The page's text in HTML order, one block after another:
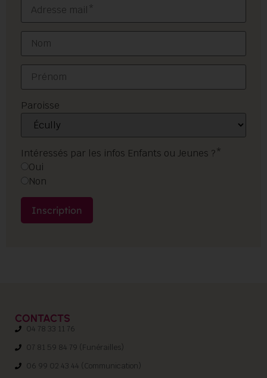
Paroisse
Intéressés par les infos Enfants ou Jeunes ?*
Oui
Non
CONTACTS
04 78 33 11 76
07 81 59 84 79 (Funérailles)
06 99 02 43 44 (Communication)